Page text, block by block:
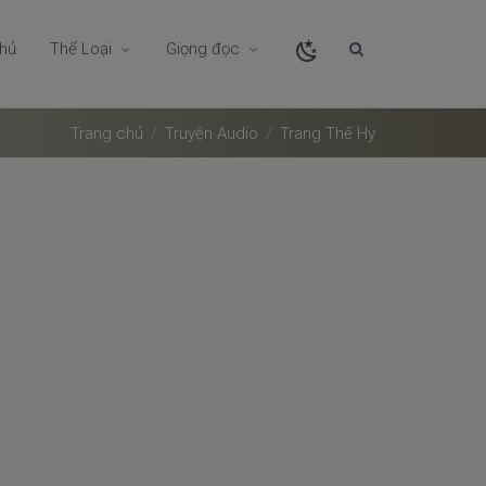
Thể Loại Giọng đọc
Trang chủ Truyện Audio Trang Thế Hy